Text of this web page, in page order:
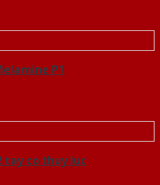
P1
tay co thuy luc